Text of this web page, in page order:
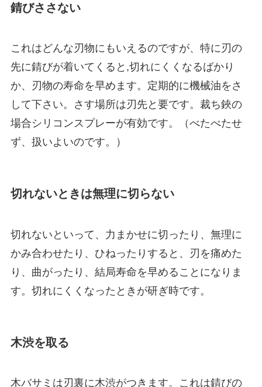
錆びささない
これはどんな刃物にもいえるのですが、特に刃の
先に錆びが着いてくると,切れにくくなるばかり
か、刃物の寿命を早めます。定期的に機械油をさ
して下さい。さす場所は刃先と要です。裁ち鋏の
場合シリコンスプレーが有効です。（べたべたせ
ず、扱いよいのです。）
切れないときは無理に切らない
切れないといって、力まかせに切ったり、無理に
かみ合わせたり、ひねったりすると、刃を痛めた
り、曲がったり、結局寿命を早めることになりま
す。切れにくくなったときが研ぎ時です。
木渋を取る
木バサミは刃裏に木渋がつきます。これは錆びの